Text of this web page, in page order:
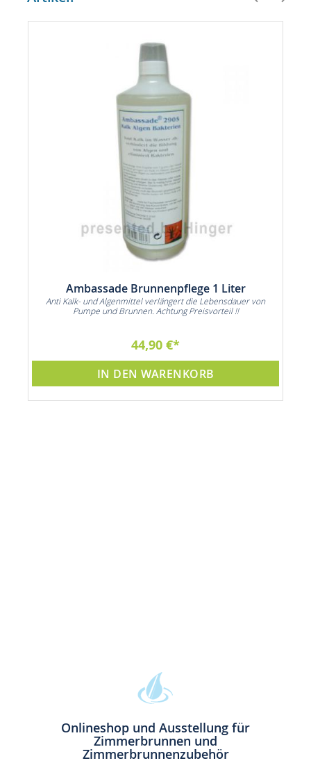
Ambassade Brunnenpflege 1 Liter
Anti Kalk- und Algenmittel verlängert die Lebensdauer von
Pumpe und Brunnen. Achtung Preisvorteil !!
44,90 €
IN DEN WARENKORB
Onlineshop und Ausstellung für
Zimmerbrunnen und
Zimmerbrunnenzubehör